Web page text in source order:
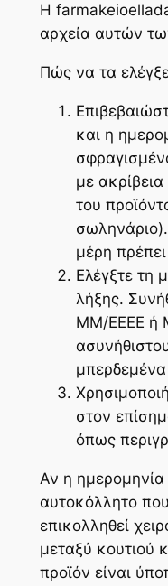
Η
αρχεία αυτών
Πώς να τα
και η
με
του
μέρη
Ελέγξτε τη
λήξης.
ΜΜ/ΕΕΕΕ ή
στον
όπως
Αν η ημερομηνία
αυτοκόλλητο
επικολληθεί
μεταξύ κουτιού
προϊόν είναι